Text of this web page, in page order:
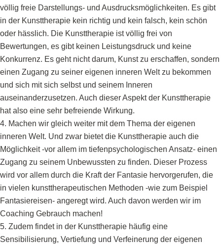
völlig freie Darstellungs- und Ausdrucksmöglichkeiten. Es gibt
in der Kunsttherapie kein richtig und kein falsch, kein schön
oder hässlich. Die Kunsttherapie ist völlig frei von
Bewertungen, es gibt keinen Leistungsdruck und keine
Konkurrenz. Es geht nicht darum, Kunst zu erschaffen, sondern
einen Zugang zu seiner eigenen inneren Welt zu bekommen
und sich mit sich selbst und seinem Inneren
auseinanderzusetzen. Auch dieser Aspekt der Kunsttherapie
hat also eine sehr befreiende Wirkung.
Machen wir gleich weiter mit dem Thema der eigenen
inneren Welt. Und zwar bietet die Kunsttherapie auch die
Möglichkeit -vor allem im tiefenpsychologischen Ansatz- einen
Zugang zu seinem Unbewussten zu finden. Dieser Prozess
wird vor allem durch die Kraft der Fantasie hervorgerufen, die
in vielen kunsttherapeutischen Methoden -wie zum Beispiel
Fantasiereisen- angeregt wird. Auch davon werden wir im
Coaching Gebrauch machen!
Zudem findet in der Kunsttherapie häufig eine
Sensibilisierung, Vertiefung und Verfeinerung der eigenen